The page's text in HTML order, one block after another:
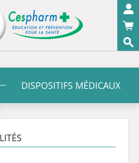
OK
DISPOSITIFS MÉDICAUX